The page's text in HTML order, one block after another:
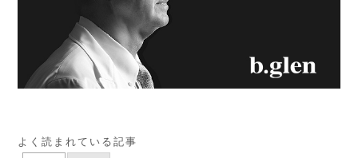
よく読まれている記事